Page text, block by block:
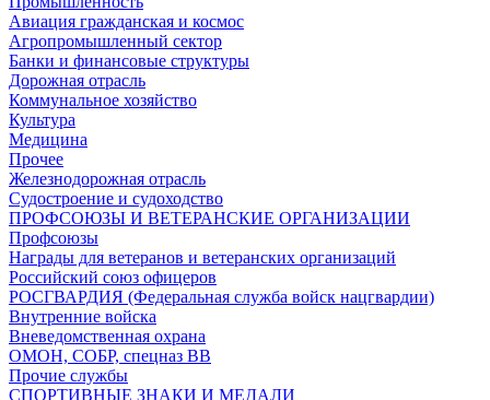
Авиация гражданская и космос
Агропромышленный сектор
Банки и финансовые структуры
Дорожная отрасль
Коммунальное хозяйство
Культура
Медицина
Прочее
Железнодорожная отрасль
Судостроение и судоходство
ПРОФСОЮЗЫ И ВЕТЕРАНСКИЕ ОРГАНИЗАЦИИ
Профсоюзы
Награды для ветеранов и ветеранских организаций
Российский союз офицеров
РОСГВАРДИЯ (Федеральная служба войск нацгвардии)
Внутренние войска
Вневедомственная охрана
ОМОН, СОБР, спецназ ВВ
Прочие службы
СПОРТИВНЫЕ ЗНАКИ И МЕДАЛИ